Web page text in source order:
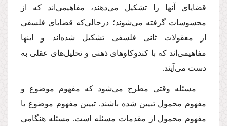
قضایای آنها را تشکیل می‌دهند، مفاهیمی‌اند که از
محسوسات گرفته می‌شوند؛ درحالی‌که قضایای فلسفی
از معقولات ثانی فلسفی تشکیل شده‌اند و اینها
مفاهیمی‌اند که با کندوکاوهای ذهنی و تحلیل‌های عقلی به
دست می‌آیند.
مسئله وقتی مطرح می‌شود که مفهوم موضوع و
مفهوم محمول تبیین شده باشند. تبیین مفهوم موضوع یا
مفهوم محمول از مقدمات مسئله است. مسئله هنگامی